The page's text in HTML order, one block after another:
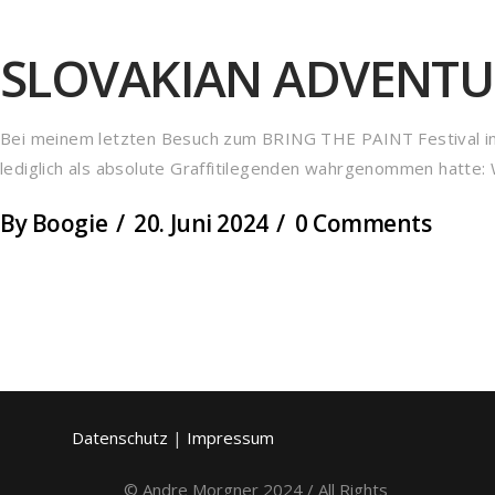
SLOVAKIAN
Bei meinem letzten Besuch zum BRING THE PAINT
lediglich als absolute Graffitilegenden wahrgenommen
By Boogie 20. Juni 2024 0 Comments
Datenschutz | Impressum
© Andre Morgner 2024 / All Rights